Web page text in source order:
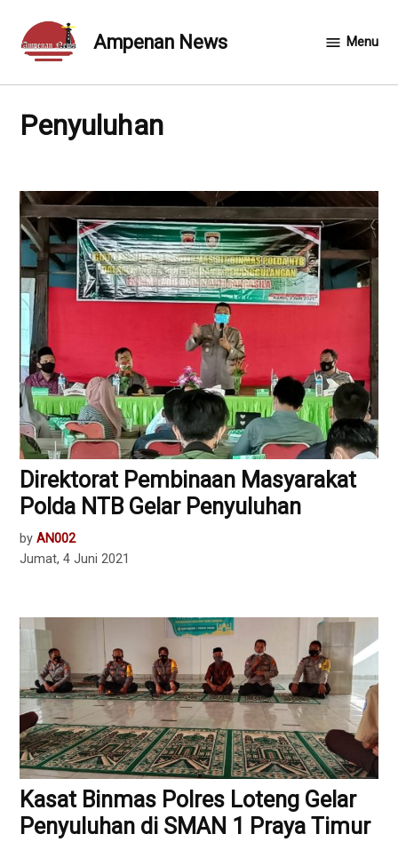
content
Ampenan News Menu
Penyuluhan
Direktorat Pembinaan Masyarakat
Polda NTB Gelar Penyuluhan
by AN002
Jumat, 4 Juni 2021
Kasat Binmas Polres Loteng Gelar
Penyuluhan di SMAN 1 Praya Timur